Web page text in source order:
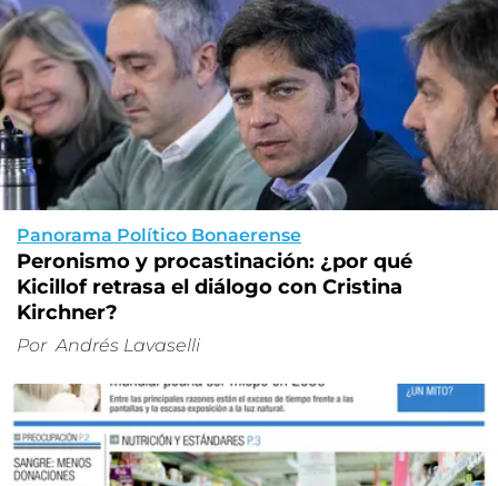
Panorama Político Bonaerense
Peronismo y procastinación: ¿por qué
Kicillof retrasa el diálogo con Cristina
Kirchner?
Por Andrés Lavaselli